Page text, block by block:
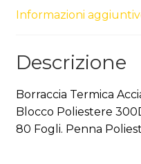
Informazioni
Descrizione
Borraccia Termica
Blocco Poliestere
80 Fogli. Penna